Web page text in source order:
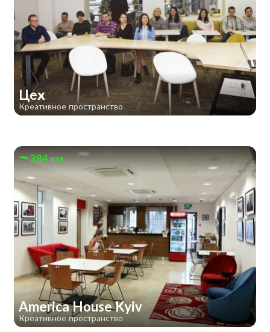
Цех
Креативное пространство
384 км
America House Kyiv
Креативное пространство